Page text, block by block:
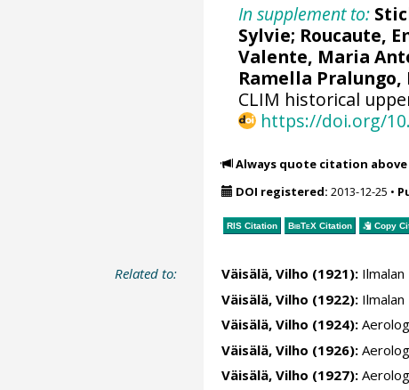
In supplement to:
Sylvie; Roucaute,
Valente, Maria
Ramella Pralungo,
CLIM historical
https://doi.org/
Always quote citation
DOI registered: 2013-12-25 •
RIS Citation BibTeXCitation Copy
Related to: Väisälä, Vilho (1921):Ilmalan
Väisälä, Vilho (1922):Ilmalan
Väisälä, Vilho (1924):
Väisälä, Vilho (1926):
Väisälä, Vilho (1927):